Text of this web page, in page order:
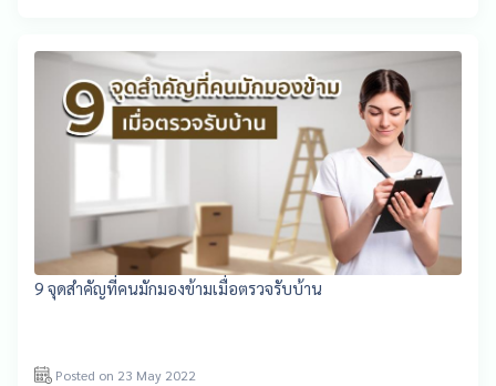
9 จุดสำคัญที่คนมักมองข้ามเมื่อตรวจรับบ้าน
Posted on 23 May 2022